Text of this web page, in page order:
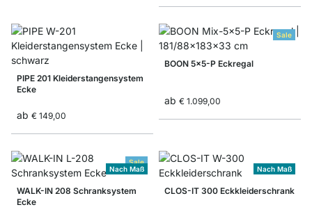
PIPE 201 Kleiderstangensystem
Ecke
ab € 149,00
Sale
BOON 5x5-P Eckregal
ab € 1.099,00
Sale
Nach Maß
WALK-IN 208 Schranksystem
Ecke
Nach Maß
CLOS-IT 300 Eckkleiderschrank